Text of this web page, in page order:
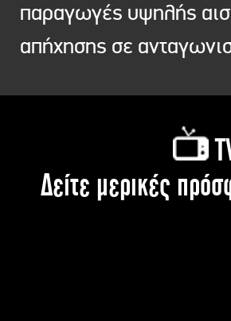
παραγωγές υψηλής
απήχησης σε
Δείτε μερικές